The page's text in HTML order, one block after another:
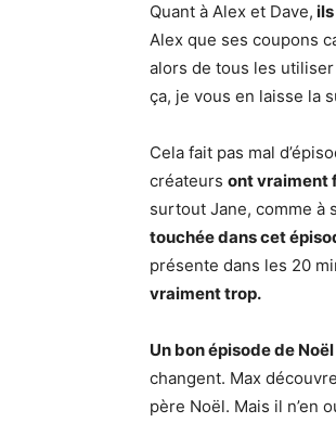
Quant à Alex et Dave,
Alex que ses coupons
alors de tous les
ça, je vous en laisse la
Cela fait pas mal
créateurs ont vraiment
surtout Jane, comme à
touchée dans cet
présente dans les 20
vraiment trop.
Un bon épisode de Noël
changent. Max
père Noël. Mais il n’en